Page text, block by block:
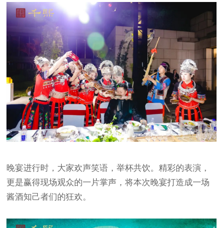
晚宴进行时，大家欢声笑语，举杯共饮。精彩的表演，
更是赢得现场观众的一片掌声，将本次晚宴打造成一场
酱酒知己者们的狂欢。